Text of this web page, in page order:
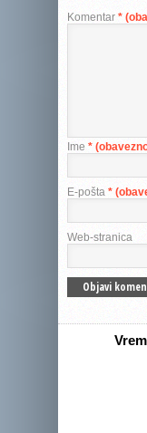
Komentar *
Ime *
E-pošta *
Web-stranica